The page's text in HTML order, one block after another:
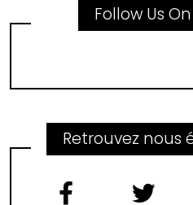
Follow Us
Retrouvez nous